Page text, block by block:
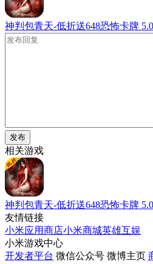
神判包青天-低折送648恐怖卡牌 5.0
发布
相关游戏
神判包青天-低折送648恐怖卡牌 5.0
友情链接
小米应用商店小米商城英雄互娱
小米游戏中心
开发者平台 微信公众号 微博主页